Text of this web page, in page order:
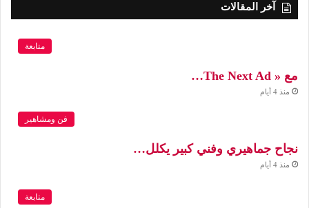
آخر المقالات
متابعة
مع « The Next Ad…
منذ 4 أيام
فن ومشاهير
نجاح جماهيري وفني كبير يكلل…
منذ 4 أيام
متابعة